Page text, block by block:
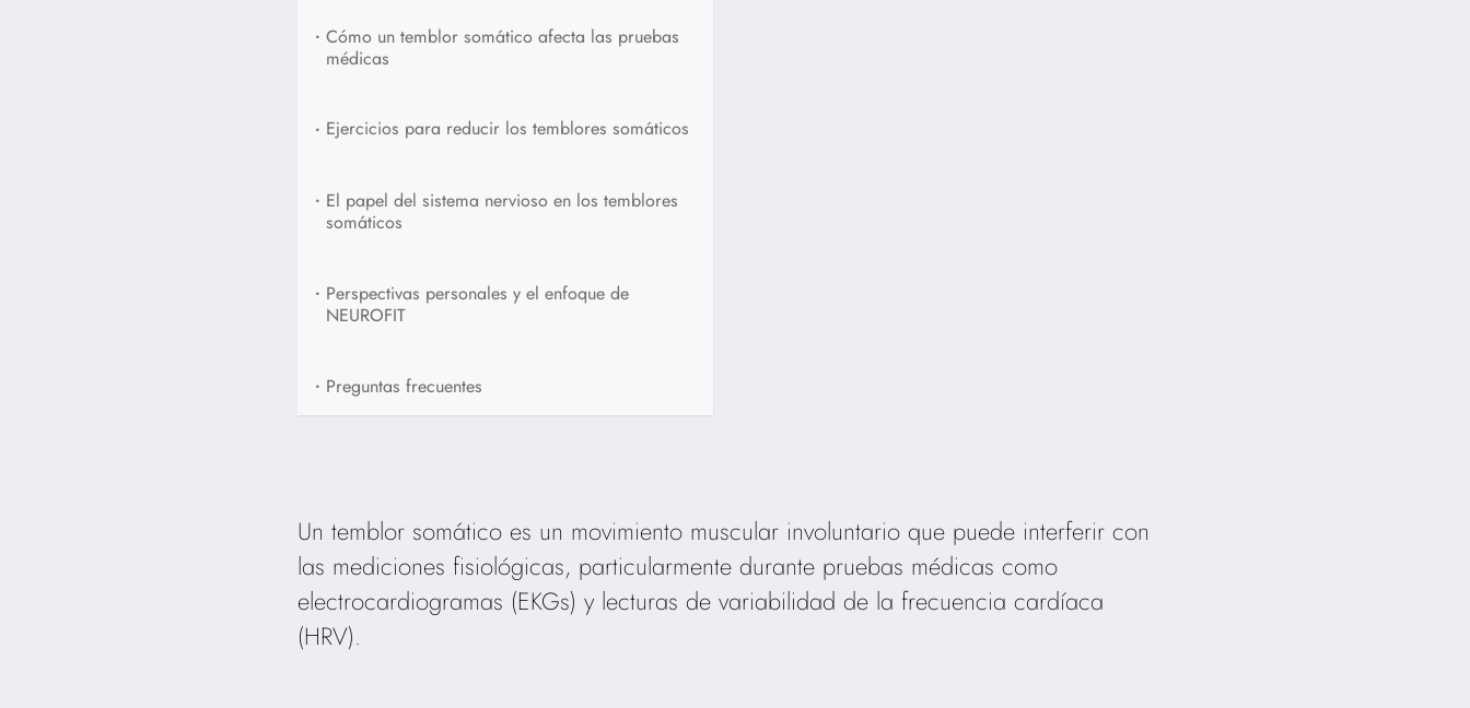
• Cómo un temblor somático afecta las pruebas
médicas
• Ejercicios para reducir los temblores somáticos
• El papel del sistema nervioso en los temblores
somáticos
• Perspectivas personales y el enfoque de
NEUROFIT
• Preguntas frecuentes
Un temblor somático es un movimiento muscular involuntario que puede interferir con
las mediciones fisiológicas, particularmente durante pruebas médicas como
electrocardiogramas (EKGs) y lecturas de variabilidad de la frecuencia cardíaca
(HRV).